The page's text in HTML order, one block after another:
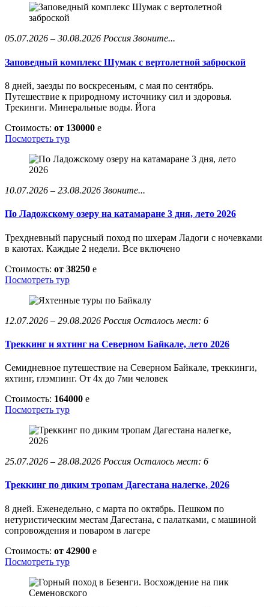
05.07.2026 – 30.08.2026 Россия Звоните...
Заповедный комплекс Шумак с вертолетной заброской
8 дней, заезды по воскресеньям, с мая по сентябрь.
Путешествие к природному источнику сил и здоровья.
Трекинги. Минеральные воды. Йога
Стоимость: от 130000 e
Посмотреть тур
10.07.2026 – 23.08.2026 Звоните...
По Ладожскому озеру на катамаране 3 дня, лето 2026
Трехдневный парусный поход по шхерам Ладоги с ночевками
в каютах. Каждые 2 недели. Все включено
Стоимость: от 38250 e
Посмотреть тур
12.07.2026 – 29.08.2026 Россия Осталось мест: 6
Треккинг и яхтинг на Северном Байкале, лето 2026
Семидневное путешествие на Северном Байкале, треккинги,
яхтинг, глэмпинг. От 4х до 7ми человек
Стоимость: 164000 e
Посмотреть тур
25.07.2026 – 28.08.2026 Россия Осталось мест: 6
Треккинг по диким тропам Дагестана налегке, 2026
8 дней. Еженедельно, с марта по октябрь. Пешком по
нетуристическим местам Дагестана, с палатками, с машиной
сопровождения и поваром в лагере
Стоимость: от 42900 e
Посмотреть тур